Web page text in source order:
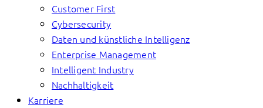
Customer First
Cybersecurity
Daten und künstliche Intelligenz
Enterprise Management
Intelligent Industry
Nachhaltigkeit
Karriere